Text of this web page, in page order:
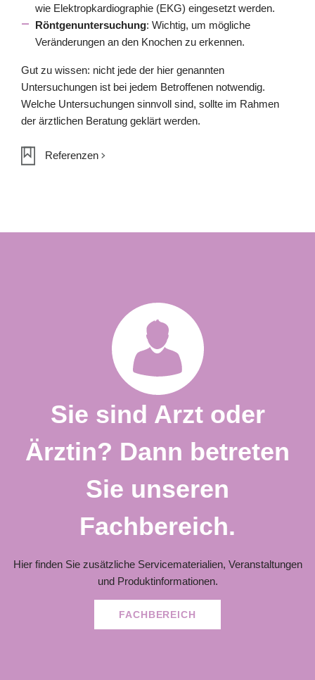
wie Elektropkardiographie (EKG) eingesetzt werden.
Röntgenuntersuchung: Wichtig, um mögliche
Veränderungen an den Knochen zu erkennen.
Gut zu wissen: nicht jede der hier genannten
Untersuchungen ist bei jedem Betroffenen notwendig.
Welche Untersuchungen sinnvoll sind, sollte im Rahmen
der ärztlichen Beratung geklärt werden.
Referenzen
Sie sind Arzt oder
Ärztin? Dann betreten
Sie unseren
Fachbereich.
Hier finden Sie zusätzliche Servicematerialien, Veranstaltungen
und Produktinformationen.
FACHBEREICH